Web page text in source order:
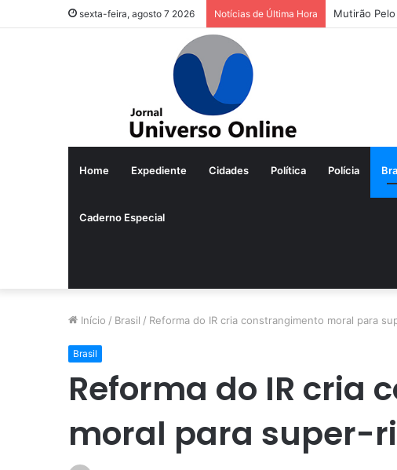
sexta-feira, agosto 7 2026 Notícias de Última Hora Mutirão
Home Expediente Cidades Política Polícia
Caderno Especial
Início / Brasil / Reforma do IR cria constrangimento moral para
Brasil
Reforma do IR cria
moral para super-